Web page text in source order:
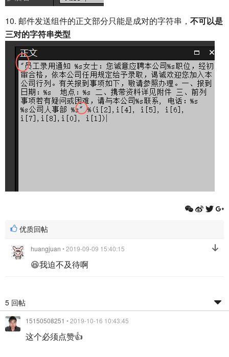
10. 邮件发送组件的正文部分只能是成对的字符串， 不可以是
三对的字符串类型
优质回帖
huangjuan • 2019-09-09 15:40:15
😆我迫不及待啊
5 回帖
15150508251 • 2019-10-16 10:43:45
这个必须点赞👍